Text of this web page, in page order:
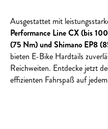
Ausgestattet mit
Performance Line CX (bis
(75 Nm) und Shimano EP8
bieten E-Bike Hardtails
Reichweiten. Entdecke jetzt
effizienten Fahrspaß auf